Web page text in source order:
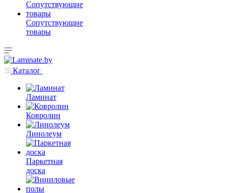
Сопутствующие
товары
Каталог
Ламинат
Ковролин
Линолеум
Паркетная
доска